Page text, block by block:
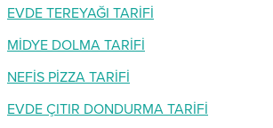
EVDE TEREYAĞI TARİFİ
MİDYE DOLMA TARİFİ
NEFİS PİZZA TARİFİ
EVDE ÇITIR DONDURMA TARİFİ